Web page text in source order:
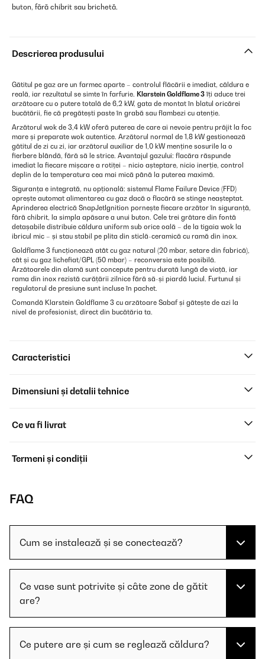
buton, fără chibrit sau brichetă.
Descrierea produsului
Gătitul pe gaz are un farmec aparte – controlul flăcării e imediat, căldura e
reală, iar rezultatul se simte în farfurie. Klarstein Goldflame 3îți aduce trei
arzătoare cu o putere totală de 6,2 kW, gata de montat în blatul oricărei
bucătării, fie că pregătești paste în grabă sau flambezi cu atenție.
Arzătorul wok de 3,4 kW oferă puterea de care ai nevoie pentru prăjit la foc
mare și preparate wok autentice. Arzătorul normal de 1,8 kW gestionează
gătitul de zi cu zi, iar arzătorul auxiliar de 1,0 kW menține sosurile la o
fierbere blândă, fără să le strice. Avantajul gazului: flacăra răspunde
imediat la fiecare mișcare a rotiței – nicio așteptare, nicio inerție, control
deplin de la temperatura cea mai mică până la puterea maximă.
Siguranța e integrată, nu opțională: sistemul Flame Failure Device (FFD)
oprește automat alimentarea cu gaz dacă o flacără se stinge neașteptat.
Aprinderea electrică SnapJetIgnition pornește fiecare arzător în siguranță,
fără chibrit, la simpla apăsare a unui buton. Cele trei grătare din fontă
detașabile distribuie căldura uniform sub orice oală – de la tigaia wok la
ibricul mic – și stau stabil pe plita din sticlă-ceramică cu ramă din inox.
Goldflame 3 funcționează atât cu gaz natural (20 mbar, setare din fabrică),
cât și cu gaz lichefiat/GPL (50 mbar) – reconversia este posibilă.
Arzătoarele din alamă sunt concepute pentru durată lungă de viață, iar
rama din inox rezistă curățării zilnice fără să-și piardă luciul. Furtunul și
regulatorul de presiune sunt incluse în pachet.
Comandă Klarstein Goldflame 3 cu arzătoare Sabaf și gătește de azi la
nivel de profesionist, direct din bucătăria ta.
Caracteristici
Dimensiuni și detalii tehnice
Ce va fi livrat
Termeni și condiții
FAQ
Cum se instalează și se conectează?
Ce vase sunt potrivite și câte zone de gătit
are?
Ce putere are și cum se reglează căldura?